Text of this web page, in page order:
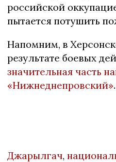
российской
пытается потушить
Напомним, в
результате боевых
значительная часть
«Нижнеднепровский».
Джарылгач,